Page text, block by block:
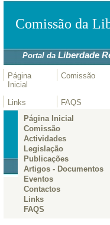
Comissão da
Portal daLiberdade
Página
Inicial
Comissão
Links
FAQS
Página Inicial
Comissão
Actividades
Legislação
Publicações
Artigos - Documentos
Eventos
Contactos
Links
FAQS